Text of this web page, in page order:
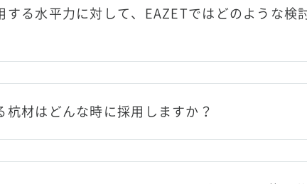
する水平力に対して、EAZETではどのような検
杭材はどんな時に採用しますか？